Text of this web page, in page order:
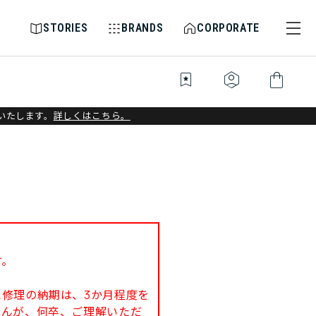
STORIES BRANDS CORPORATE
bookmark_star identity_platform shopping_bag
します。 詳しくはこちら。
理の納期は、3か月程度を
が、何卒、ご理解いただ